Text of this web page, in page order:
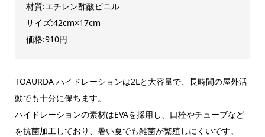
材質:エチレン酢酸ビニル
サイズ:42cm×17cm
価格:910円
TOAURDA ハイドレーションは2Lと大容量で、長時間の屋外活
動でも十分に保ちます。
ハイドレーションの素材はEVAを採用し、口栓やチューブなど
を抗菌加工しており、暑い夏でも雑菌が繁殖しにくいです。